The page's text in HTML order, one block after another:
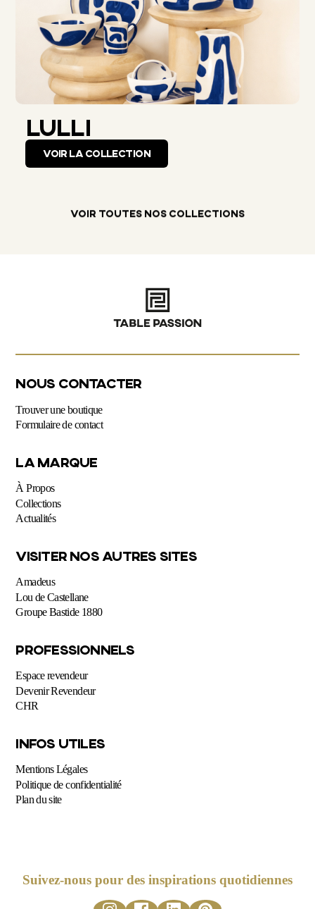
LULLI
VOIR LA COLLECTION
VOIR TOUTES NOS COLLECTIONS
NOUS CONTACTER
Trouver une boutique
Formulaire de contact
LA MARQUE
À Propos
Collections
Actualités
VISITER NOS AUTRES SITES
Amadeus
Lou de Castellane
Groupe Bastide 1880
PROFESSIONNELS
Espace revendeur
Devenir Revendeur
CHR
INFOS UTILES
Mentions Légales
Politique de confidentialité
Plan du site
Suivez-nous pour des inspirations quotidiennes